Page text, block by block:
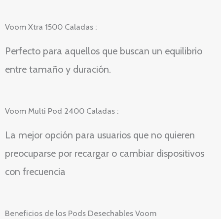
Voom Xtra 1500 Caladas :
Perfecto para aquellos que buscan un equilibrio
entre tamaño y duración.
Voom Multi Pod 2400 Caladas :
La mejor opción para usuarios que no quieren
preocuparse por recargar o cambiar dispositivos
con frecuencia
Beneficios de los Pods Desechables Voom